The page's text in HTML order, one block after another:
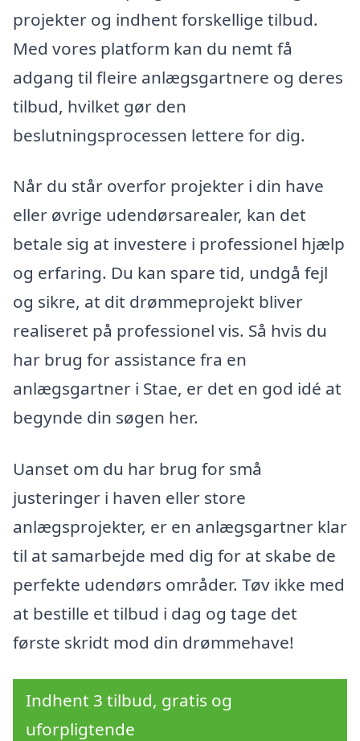
projekter og indhent forskellige tilbud.
Med vores platform kan du nemt få
adgang til fleire anlægsgartnere og deres
tilbud, hvilket gør den
beslutningsprocessen lettere for dig.
Når du står overfor projekter i din have
eller øvrige udendørsarealer, kan det
betale sig at investere i professionel hjælp
og erfaring. Du kan spare tid, undgå fejl
og sikre, at dit drømmeprojekt bliver
realiseret på professionel vis. Så hvis du
har brug for assistance fra en
anlægsgartner i Stae, er det en god idé at
begynde din søgen her.
Uanset om du har brug for små
justeringer i haven eller store
anlægsprojekter, er en anlægsgartner klar
til at samarbejde med dig for at skabe de
perfekte udendørs områder. Tøv ikke med
at bestille et tilbud i dag og tage det
første skridt mod din drømmehave!
Indhent 3 tilbud, gratis og
uforpligtende